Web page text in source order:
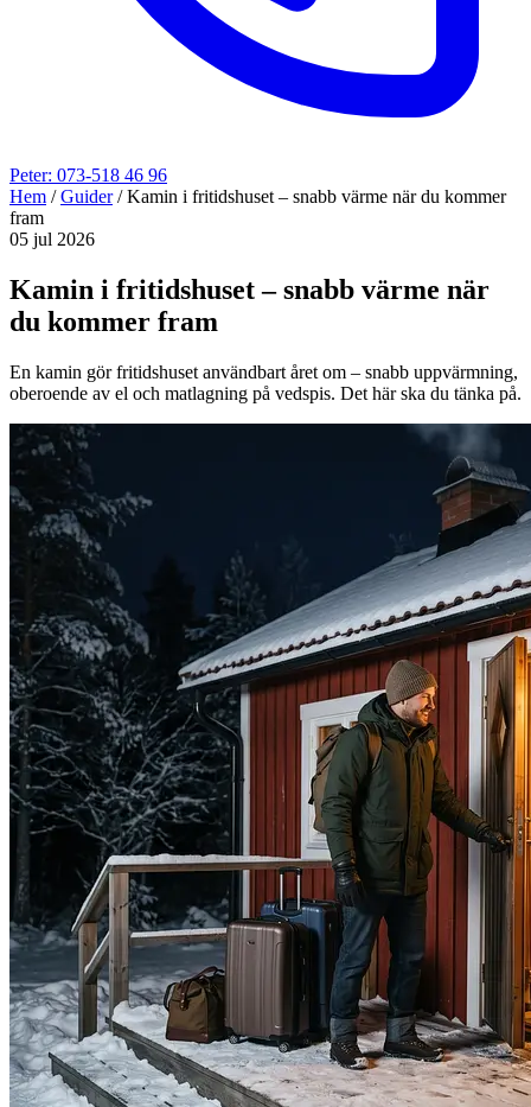
Peter: 073-518 46 96
Hem / Guider / Kamin i fritidshuset – snabb värme när du kommer
fram
05 jul 2026
Kamin i fritidshuset – snabb värme när
du kommer fram
En kamin gör fritidshuset användbart året om – snabb uppvärmning,
oberoende av el och matlagning på vedspis. Det här ska du tänka på.